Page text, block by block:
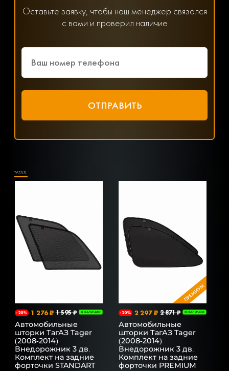
Оставьте заявку, чтобы наш менеджер связался
с вами и проверил наличие
ТАГАЗ
-20% 1 276 ₽ 1 595 ₽ В НАЛИЧИИ
Автомобильные
шторки ТагАЗ Tager
(2008-2014)
Внедорожник 3 дв.
Комплект на задние
форточки STANDART
-20% 2 297 ₽ 2 871 ₽ В НАЛИЧИИ
Автомобильные
шторки ТагАЗ Tager
(2008-2014)
Внедорожник 3 дв.
Комплект на задние
форточки PREMIUM